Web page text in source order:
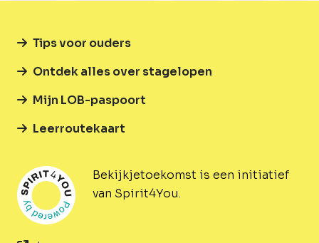
Bekijkjetoekomst is een initiatief
van Spirit4You.
Tips voor ouders
Ontdek alles over stagelopen
Mijn LOB-paspoort
Leerroutekaart